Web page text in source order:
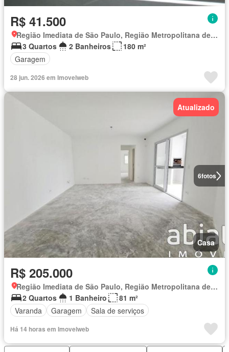
R$ 41.500
Região Imediata de São Paulo, Região Metropolitana de São Paulo
3 Quartos
2 Banheiros
180 m²
Garagem
28 jun. 2026 em Imovelweb
6fotos
Atualizado
Casa
R$ 205.000
Região Imediata de São Paulo, Região Metropolitana de São Paulo
2 Quartos
1 Banheiro
81 m²
Varanda
Garagem Sala de serviços
Há 14 horas em Imovelweb